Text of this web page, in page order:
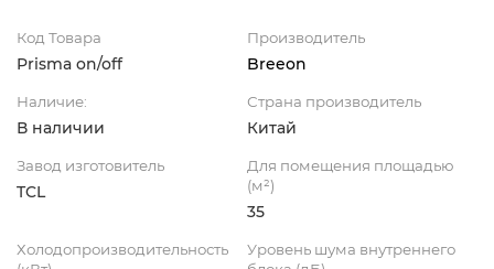
Код Товара
Prisma on/off
Производитель
Breeon
Наличие:
В наличии
Страна производитель
Китай
Завод изготовитель
TCL
Для помещения площадью
(м²)
35
Холодопроизводительность
Уровень шума внутреннего